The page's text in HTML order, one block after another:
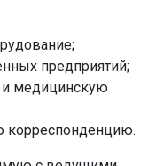
предприятий;
медицинскую
корреспонденцию.